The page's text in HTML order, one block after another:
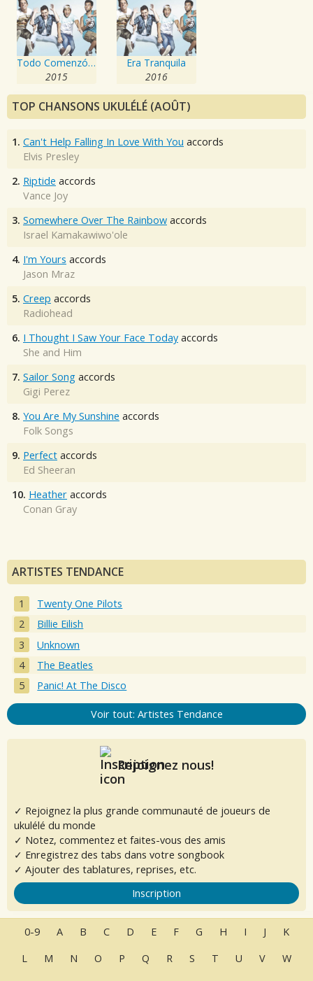
Todo Comenzó Bailando
2015
Era Tranquila
2016
TOP CHANSONS UKULÉLÉ (AOÛT)
1. Can't Help Falling In Love With You accords
Elvis Presley
2. Riptide accords
Vance Joy
3. Somewhere Over The Rainbow accords
Israel Kamakawiwo'ole
4. I'm Yours accords
Jason Mraz
5. Creep accords
Radiohead
6. I Thought I Saw Your Face Today accords
She and Him
7. Sailor Song accords
Gigi Perez
8. You Are My Sunshine accords
Folk Songs
9. Perfect accords
Ed Sheeran
10. Heather accords
Conan Gray
ARTISTES TENDANCE
Twenty One Pilots
Billie Eilish
Unknown
The Beatles
Panic! At The Disco
Voir tout: Artistes Tendance
Rejoignez nous!
✓ Rejoignez la plus grande communauté de joueurs de
ukulélé du monde
✓ Notez, commentez et faites-vous des amis
✓ Enregistrez des tabs dans votre songbook
✓ Ajouter des tablatures, reprises, etc.
Inscription
0-9 A B C D E F G H I J
K
L
M N O P Q R S T U V
W